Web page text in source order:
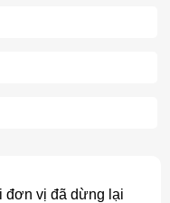
đơn vị đã dừng lại